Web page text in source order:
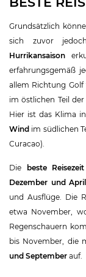
Grundsätzlich
sich zuvor
Hurrikansaison
erfahrungsgemäß
allem Richtung
im östlichen Teil
Hier ist das Klima
Wind im südlichen
Curacao).
Die beste
Dezember und April
und Ausflüge. Die
etwa November,
Regenschauern
bis November, die
und September auf.